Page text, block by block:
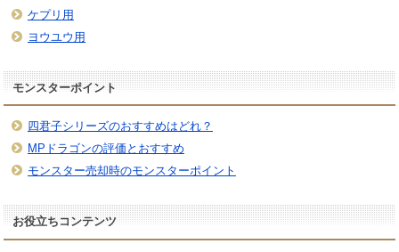
ケプリ用
ヨウユウ用
モンスターポイント
四君子シリーズのおすすめはどれ？
MPドラゴンの評価とおすすめ
モンスター売却時のモンスターポイント
お役立ちコンテンツ